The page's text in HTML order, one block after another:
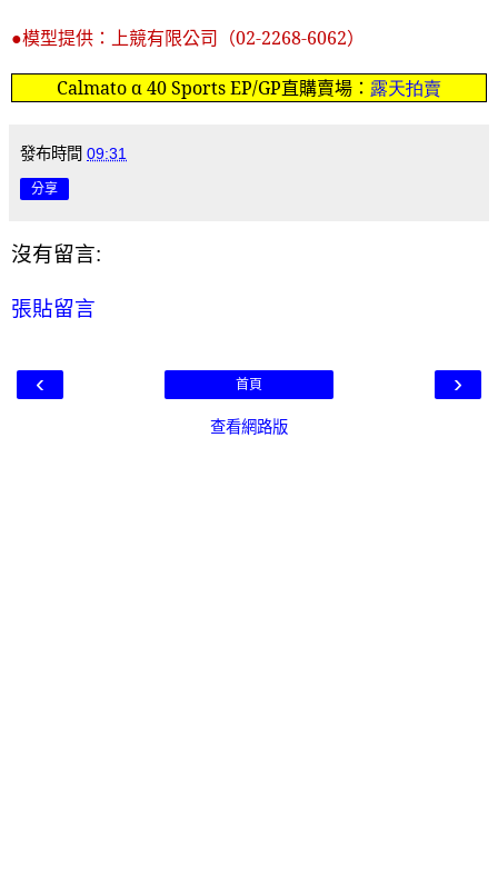
●模型提供：上競有限公司（02-2268-6062）
Calmato α 40 Sports EP/GP直購賣場： 露天拍賣
發布時間 09:31
分享
沒有留言:
張貼留言
‹ ›
首頁
查看網路版